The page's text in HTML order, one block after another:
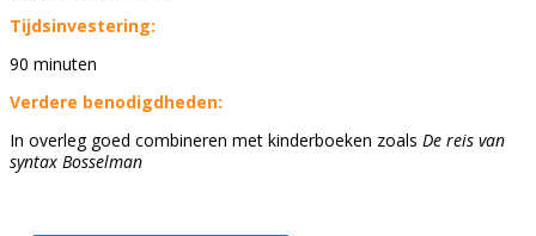
Tijdsinvestering:
90 minuten
Verdere benodigdheden:
In overleg goed combineren met kinderboeken zoals De reis van
syntax Bosselman